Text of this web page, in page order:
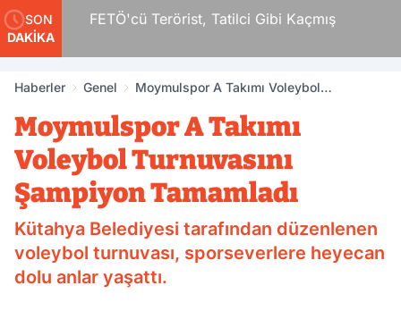
SON
DAKİKA
FETÖ'cü Terörist, Tatilci Gibi Kaçmış
Haberler Genel
Moymulspor A Takımı Voleybol
Moymulspor A Takımı
Voleybol Turnuvasını
Şampiyon Tamamladı
Kütahya Belediyesi tarafından düzenlenen
voleybol turnuvası, sporseverlere heyecan
dolu anlar yaşattı.